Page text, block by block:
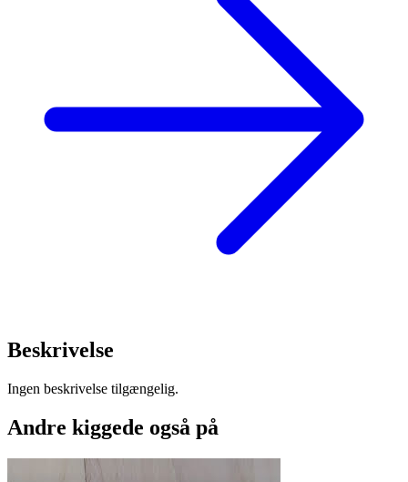
Beskrivelse
Ingen beskrivelse tilgængelig.
Andre kiggede også på